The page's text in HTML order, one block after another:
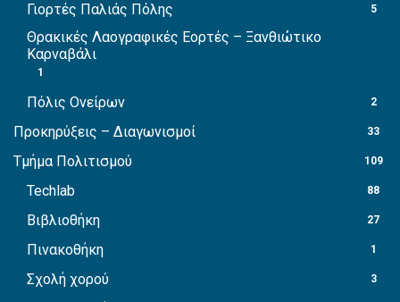
Γιορτές Παλιάς Πόλης 5
Θρακικές Λαογραφικές Εορτές – Ξανθιώτικο
Καρναβάλι
1
Πόλις Ονείρων 2
Προκηρύξεις – Διαγωνισμοί 33
Τμήμα Πολιτισμού 109
Techlab 88
Βιβλιοθήκη 27
Πινακοθήκη 1
Σχολή χορού 3